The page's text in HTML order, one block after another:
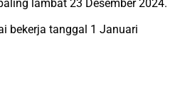
lambat 23 Desember 2024.
bekerja tanggal 1 Januari